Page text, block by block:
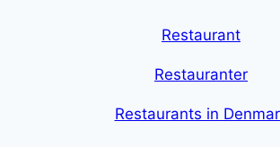
Restaurant
Restauranter
Restaurants in